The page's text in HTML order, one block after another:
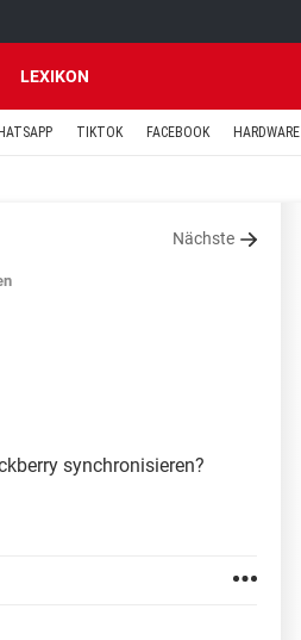
LEXIKON
TIKTOK FACEBOOK HARDWARE
Nächste
synchronisieren?